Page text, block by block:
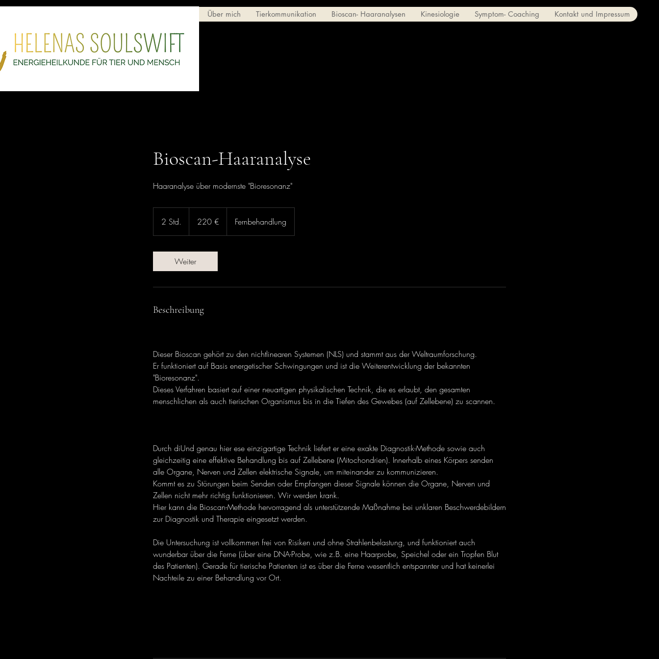
Über mich Tierkommunikation Bioscan- Haaranalysen Kinesiologie Symptom- Coaching Kontakt und Impressum
Bioscan-Haaranalyse
Haaranalyse über modernste "Bioresonanz"
2 Std.
S
d
.
220 € Fernbehandlung
Weiter
Beschreibung
Dieser Bioscan gehört zu den nichtlinearen Systemen (NLS) und stammt aus der Weltraumforschung.
Er funktioniert auf Basis energetischer Schwingungen und ist die Weiterentwicklung der bekannten
"Bioresonanz".
Dieses Verfahren basiert auf einer neuartigen physikalischen Technik, die es erlaubt, den gesamten
menschlichen als auch tierischen Organismus bis in die Tiefen des Gewebes (auf Zellebene) zu scannen.
Durch di​Und genau hier ese einzigartige Technik liefert er eine exakte Diagnostik-Methode sowie auch
gleichzeitig eine effektive Behandlung bis auf Zellebene (Mitochondrien). Innerhalb eines Körpers senden
alle Organe, Nerven und Zellen elektrische Signale, um miteinander zu kommunizieren.
Kommt es zu Störungen beim Senden oder Empfangen dieser Signale können die Organe, Nerven und
Zellen nicht mehr richtig funktionieren. Wir werden krank.
Hier kann die Bioscan-Methode hervorragend als unterstützende Maßnahme bei unklaren Beschwerdebildern
zur Diagnostik und Therapie eingesetzt werden.
​Die Untersuchung ist vollkommen frei von Risiken und ohne Strahlenbelastung, und funktioniert auch
wunderbar über die Ferne (über eine DNA-Probe, wie z.B. eine Haarprobe, Speichel oder ein Tropfen Blut
des Patienten). Gerade für tierische Patienten ist es über die Ferne wesentlich entspannter und hat keinerlei
Nachteile zu einer Behandlung vor Ort.